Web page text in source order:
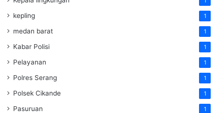
kepling 1
medan barat 1
Kabar Polisi 1
Pelayanan 1
Polres Serang 1
Polsek Cikande 1
Pasuruan 1